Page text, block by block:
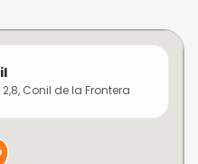
Conil de la Frontera